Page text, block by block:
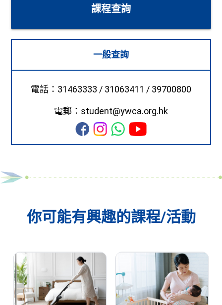
課程查詢
一般查詢
電話：31463333 / 31063411 / 39700800
電郵：student@ywca.org.hk
你可能有興趣的課程/活動